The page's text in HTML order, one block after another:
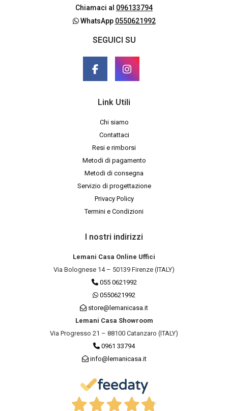
Chiamaci al 096133794
WhatsApp 0550621992
SEGUICI SU
Link Utili
Chi siamo
Contattaci
Resi e rimborsi
Metodi di pagamento
Metodi di consegna
Servizio di progettazione
Privacy Policy
Termini e Condizioni
I nostri indirizzi
Lemani Casa Online Uffici
Via Bolognese 14 – 50139 Firenze (ITALY)
055 0621992
0550621992
store@lemanicasa.it
Lemani Casa Showroom
Via Progresso 21 – 88100 Catanzaro (ITALY)
0961 33794
info@lemanicasa.it